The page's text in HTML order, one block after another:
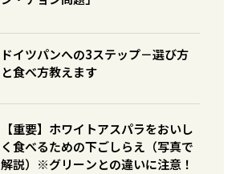
ドイツパンへの3ステップ－選び方
と食べ方教えます
【重要】ホワイトアスパラをおいし
く食べるための下ごしらえ（写真で
解説）※グリーンとの違いに注意！